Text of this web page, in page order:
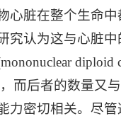
心脏在整个生命
究认为这与心脏
diploid
而后者的数量又
力密切相关。尽